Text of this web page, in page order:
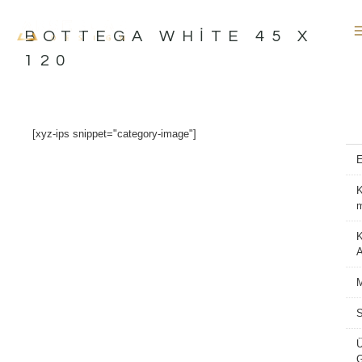
BOTTEGA WHITE 45 X
120
[xyz-ips snippet="category-image"]